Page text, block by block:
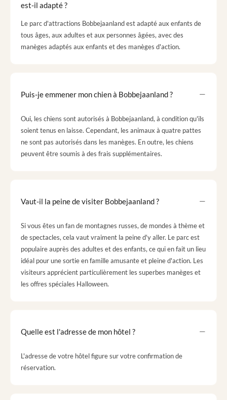
est-il adapté ?
Le parc d'attractions Bobbejaanland est adapté aux enfants de
tous âges, aux adultes et aux personnes âgées, avec des
manèges adaptés aux enfants et des manèges d'action.
Puis-je emmener mon chien à Bobbejaanland ?
Oui, les chiens sont autorisés à Bobbejaanland, à condition qu'ils
soient tenus en laisse. Cependant, les animaux à quatre pattes
ne sont pas autorisés dans les manèges. En outre, les chiens
peuvent être soumis à des frais supplémentaires.
Vaut-il la peine de visiter Bobbejaanland ?
Si vous êtes un fan de montagnes russes, de mondes à thème et
de spectacles, cela vaut vraiment la peine d'y aller. Le parc est
populaire auprès des adultes et des enfants, ce qui en fait un lieu
idéal pour une sortie en famille amusante et pleine d'action. Les
visiteurs apprécient particulièrement les superbes manèges et
les offres spéciales Halloween.
Quelle est l'adresse de mon hôtel ?
L'adresse de votre hôtel figure sur votre confirmation de
réservation.